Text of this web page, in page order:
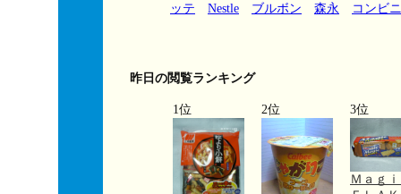
ッテ
Nestle ブルボン 森永 コンビニ
昨日の閲覧ランキング
1位 2位 3位
Ｍａｇ